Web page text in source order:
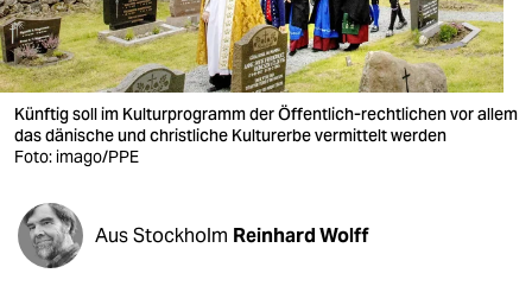
wahrheit
verlag
verlag
shop
fragen & hilfe
Künftig soll im Kultur­programm der Öffentlich-rechtlichen vor allem
das dänische und christliche Kulturerbe vermittelt werden
Foto: imago/PPE
Aus Stockholm Reinhard Wolff